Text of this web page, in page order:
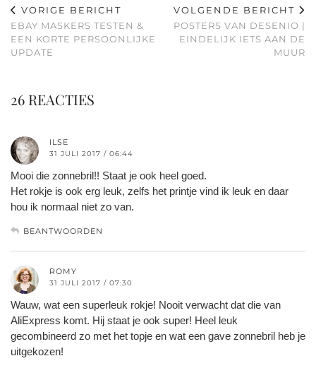
VORIGE BERICHT
EBAY MASKERS TESTEN &
EEN KORTE PERSOONLIJKE
UPDATE
VOLGENDE BERICHT
POSTERS VAN DESENIO |
EINDELIJK IETS AAN DE
MUUR
26 REACTIES
ILSE
31 JULI 2017 / 06:44
Mooi die zonnebril!! Staat je ook heel goed.
Het rokje is ook erg leuk, zelfs het printje vind ik leuk en daar
hou ik normaal niet zo van.
BEANTWOORDEN
ROMY
31 JULI 2017 / 07:30
Wauw, wat een superleuk rokje! Nooit verwacht dat die van
AliExpress komt. Hij staat je ook super! Heel leuk
gecombineerd zo met het topje en wat een gave zonnebril heb je
uitgekozen!